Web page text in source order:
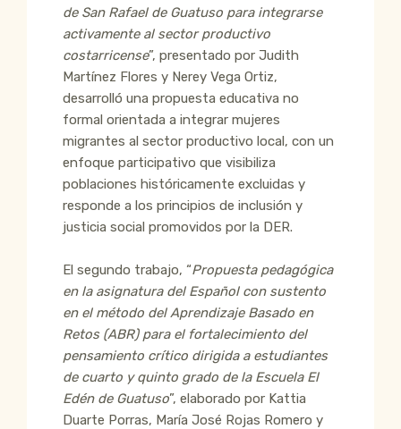
de San Rafael de Guatuso para integrarse
activamente al sector productivo
costarricense”, presentado por Judith
Martínez Flores y Nerey Vega Ortiz,
desarrolló una propuesta educativa no
formal orientada a integrar mujeres
migrantes al sector productivo local, con un
enfoque participativo que visibiliza
poblaciones históricamente excluidas y
responde a los principios de inclusión y
justicia social promovidos por la DER.
El segundo trabajo, “Propuesta pedagógica
en la asignatura del Español con sustento
en el método del Aprendizaje Basado en
Retos (ABR) para el fortalecimiento del
pensamiento crítico dirigida a estudiantes
de cuarto y quinto grado de la Escuela El
Edén de Guatuso”, elaborado por Kattia
Duarte Porras, María José Rojas Romero y